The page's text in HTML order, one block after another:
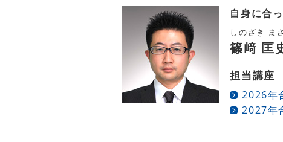
自身に合
しのざき ま
篠﨑 匡
担当講座
2026年
2027年